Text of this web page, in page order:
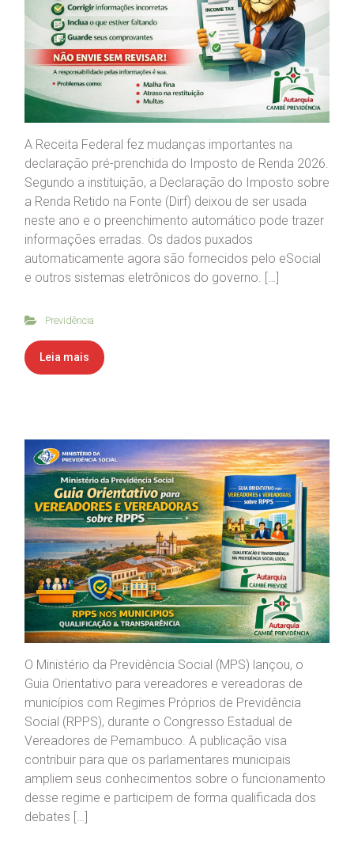
A Receita Federal fez mudanças importantes na
declaração pré-prenchida do Imposto de Renda 2026.
Segundo a instituição, a Declaração do Imposto sobre
a Renda Retido na Fonte (Dirf) deixou de ser usada
neste ano e o preenchimento automático pode trazer
informações erradas. Os dados puxados
automaticamente agora são fornecidos pelo eSocial
e outros sistemas eletrônicos do governo. […]
Previdência
Leia mais
O Ministério da Previdência Social (MPS) lançou, o
Guia Orientativo para vereadores e vereadoras de
municípios com Regimes Próprios de Previdência
Social (RPPS), durante o Congresso Estadual de
Vereadores de Pernambuco. A publicação visa
contribuir para que os parlamentares municipais
ampliem seus conhecimentos sobre o funcionamento
desse regime e participem de forma qualificada dos
debates […]